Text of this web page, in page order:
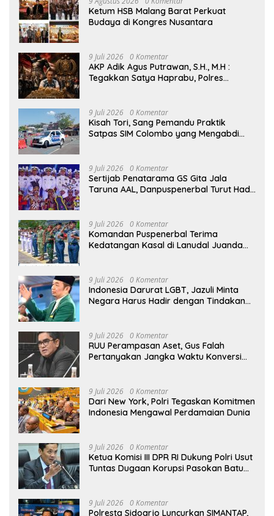
Ketum HSB Malang Barat Perkuat
Budaya di Kongres Nusantara
9 Juli 2026 0 Komentar
AKP Adik Agus Putrawan, S.H., M.H :
Tegakkan Satya Haprabu, Polres
Surabaya.
9 Juli 2026 0 Komentar
Kisah Tori, Sang Pemandu Praktik
Satpas SIM Colombo yang Mengabdi
9 Juli 2026 0 Komentar
Sertijab Penatarama GS Gita Jala
Taruna AAL, Danpuspenerbal Turut Hadir
9 Juli 2026 0 Komentar
Komandan Puspenerbal Terima
Kedatangan Kasal di Lanudal Juanda
9 Juli 2026 0 Komentar
Indonesia Darurat LGBT, Jazuli Minta
Negara Harus Hadir dengan Tindakan
9 Juli 2026 0 Komentar
RUU Perampasan Aset, Gus Falah
Pertanyakan Jangka Waktu Konversi
9 Juli 2026 0 Komentar
Dari New York, Polri Tegaskan Komitmen
Indonesia Mengawal Perdamaian Dunia
9 Juli 2026 0 Komentar
Ketua Komisi III DPR RI Dukung Polri Usut
Tuntas Dugaan Korupsi Pasokan Batu
9 Juli 2026 0 Komentar
Polresta Sidoarjo Luncurkan SIMANTAP,